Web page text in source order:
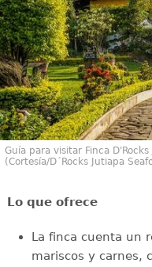
Guía para visitar Finca
(Cortesía/D´Rocks Jutiapa
Lo que ofrece
La finca cuenta un
mariscos y carnes,